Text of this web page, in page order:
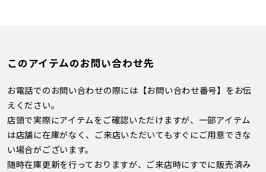
このアイテムのお問い合わせ先
お電話でのお問い合わせの際には【お問い合わせ番号】をお伝
えください。
店頭で実際にアイテムをご確認いただけますが、一部アイテム
は店舗に在庫がなく、ご来店いただいてもすぐにご用意できな
い場合がございます。
随時在庫更新を行っておりますが、ご来店時にすでに販売済み